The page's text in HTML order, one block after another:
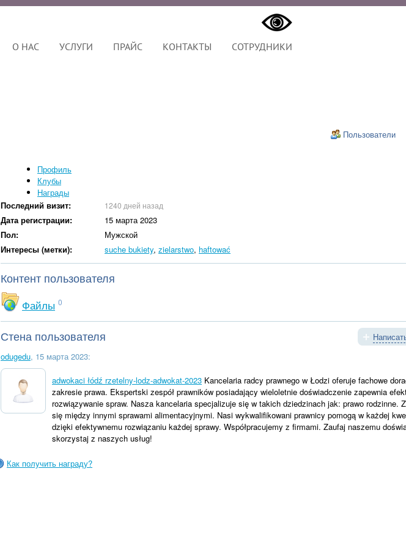
О НАС УСЛУГИ ПРАЙС КОНТАКТЫ СОТРУДНИКИ
Пользователи
Профиль
Клубы
Награды
Последний визит:
1240 дней назад
Дата регистрации:
15 марта 2023
Пол:
Мужской
Интересы (метки):
suche bukiety, zielarstwo, haftować
Контент пользователя
Файлы 0
Стена пользователя
odugedu, 15 марта 2023:
adwokaci łódź rzetelny-lodz-adwokat-2023 Kancelaria radcy prawnego w Łodzi oferuje fachowe
zakresie prawa. Ekspertski zespół prawników posiadający wieloletnie doświadczenie zapewnia
rozwiązywanie spraw. Nasza kancelaria specjalizuje się w takich dziedzinach jak: prawo rodzinne.
się między innymi sprawami alimentacyjnymi. Nasi wykwalifikowani prawnicy pomogą w każdej
dzięki efektywnemu rozwiązaniu każdej sprawy. Współpracujemy z firmami. Zaufaj naszemu
skorzystaj z naszych usług!
Как получить награду?